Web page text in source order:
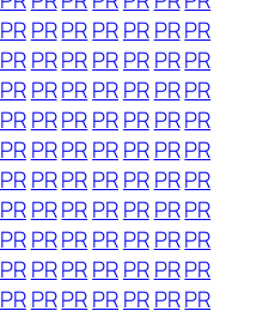
PRPRPRPRPR PRPR
PRPRPRPRPR PRPR
PRPRPRPRPR PRPR
PRPRPRPRPR PRPR
PRPRPRPRPR PRPR
PRPRPRPRPR PRPR
PRPRPRPRPR PRPR
PRPRPRPRPR PRPR
PRPRPRPRPR PRPR
PRPRPRPRPR PRPR